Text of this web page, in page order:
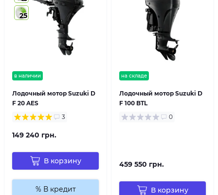
в наличии
Лодочный мотор Suzuki D
F 20 AES
25
3
149 240 грн.
В корзину
% В кредит
на складе
Лодочный мотор Suzuki D
F 100 BTL
0
459 550 грн.
В корзину